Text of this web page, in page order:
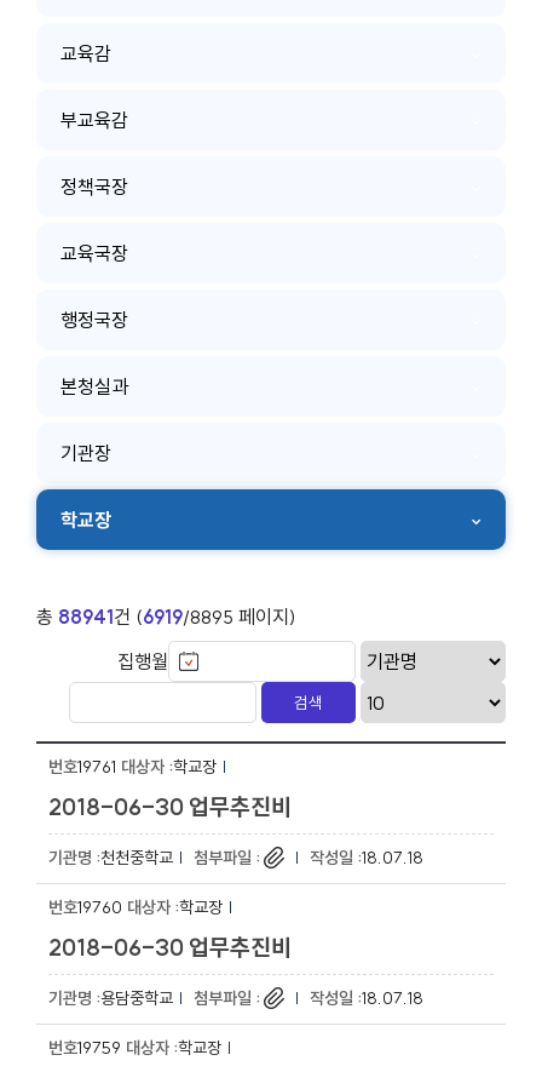
교육감
부교육감
정책국장
교육국장
행정국장
본청실과
기관장
학교장
총 88941건 (6919/8895 페이지)
집행월
19761 학교장
2018-06-30 업무추진비
천천중학교 18.07.18
19760 학교장
2018-06-30 업무추진비
용담중학교 18.07.18
19759 학교장